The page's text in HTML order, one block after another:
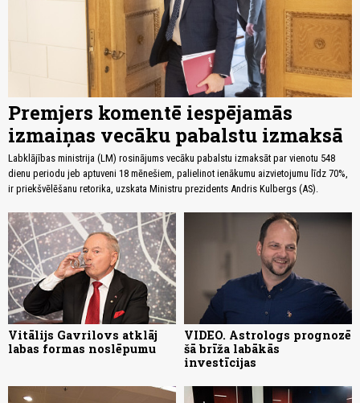
Premjers komentē iespējamās
izmaiņas vecāku pabalstu izmaksā
Labklājības ministrija (LM) rosinājums vecāku pabalstu izmaksāt par vienotu 548
dienu periodu jeb aptuveni 18 mēnešiem, palielinot ienākumu aizvietojumu līdz 70%,
ir priekšvēlēšanu retorika, uzskata Ministru prezidents Andris Kulbergs (AS).
Vitālijs Gavrilovs atklāj
labas formas noslēpumu
VIDEO. Astrologs prognozē
šā brīža labākās
investīcijas